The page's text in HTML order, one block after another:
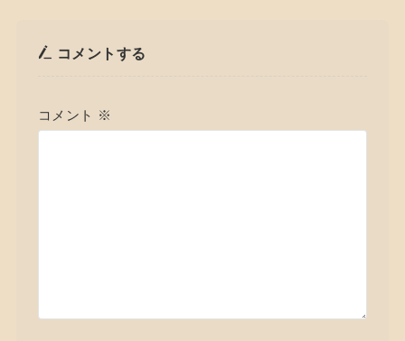
コメントする
コメント ※